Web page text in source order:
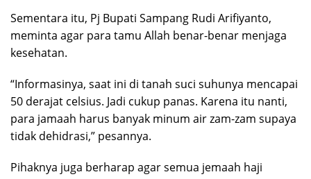
Sementara itu, Pj Bupati Sampang Rudi Arifiyanto,
meminta agar para tamu Allah benar-benar menjaga
kesehatan.
“Informasinya, saat ini di tanah suci suhunya mencapai
50 derajat celsius. Jadi cukup panas. Karena itu nanti,
para jamaah harus banyak minum air zam-zam supaya
tidak dehidrasi,” pesannya.
Pihaknya juga berharap agar semua jemaah haji